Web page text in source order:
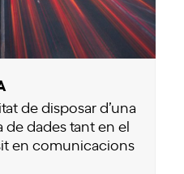
de disposar d’una
de dades tant en el
en comunicacions